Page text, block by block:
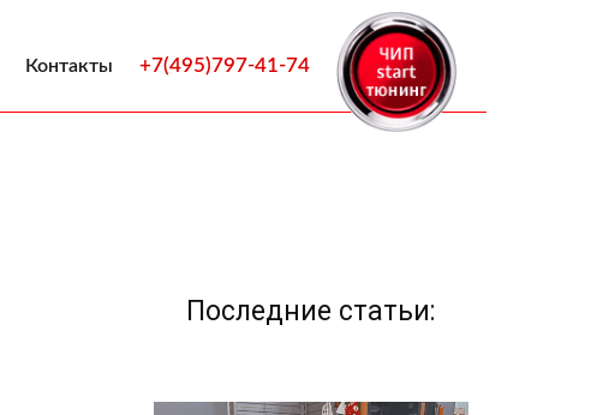
Контакты +7(495)797-41-74
Последние статьи: